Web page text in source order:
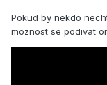
Pokud by nekdo
moznost se podivat